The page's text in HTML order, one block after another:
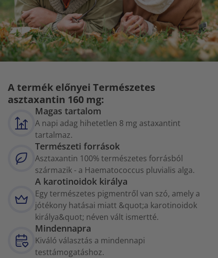
A termék előnyei Természetes
asztaxantin 160 mg:
Magas tartalom
A napi adag hihetetlen 8 mg astaxantint
tartalmaz.
Természeti források
Asztaxantin 100% természetes forrásból
származik - a Haematococcus pluvialis alga.
A karotinoidok királya
Egy természetes pigmentről van szó, amely a
jótékony hatásai miatt &quot;a karotinoidok
királya&quot; néven vált ismertté.
Mindennapra
Kiváló választás a mindennapi
testtámogatáshoz.